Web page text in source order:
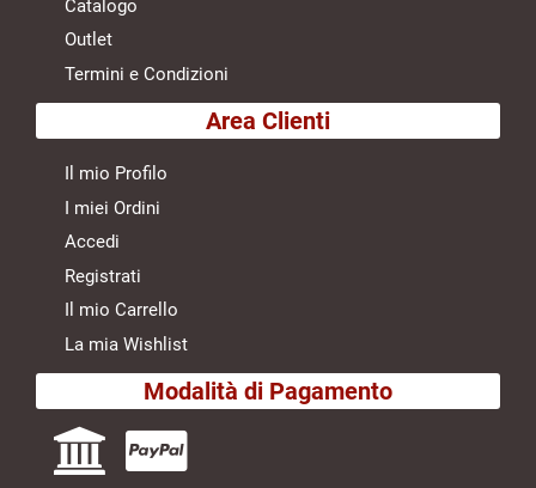
Catalogo
Outlet
Termini e Condizioni
Area Clienti
Il mio Profilo
I miei Ordini
Accedi
Registrati
Il mio Carrello
La mia Wishlist
Modalità di Pagamento